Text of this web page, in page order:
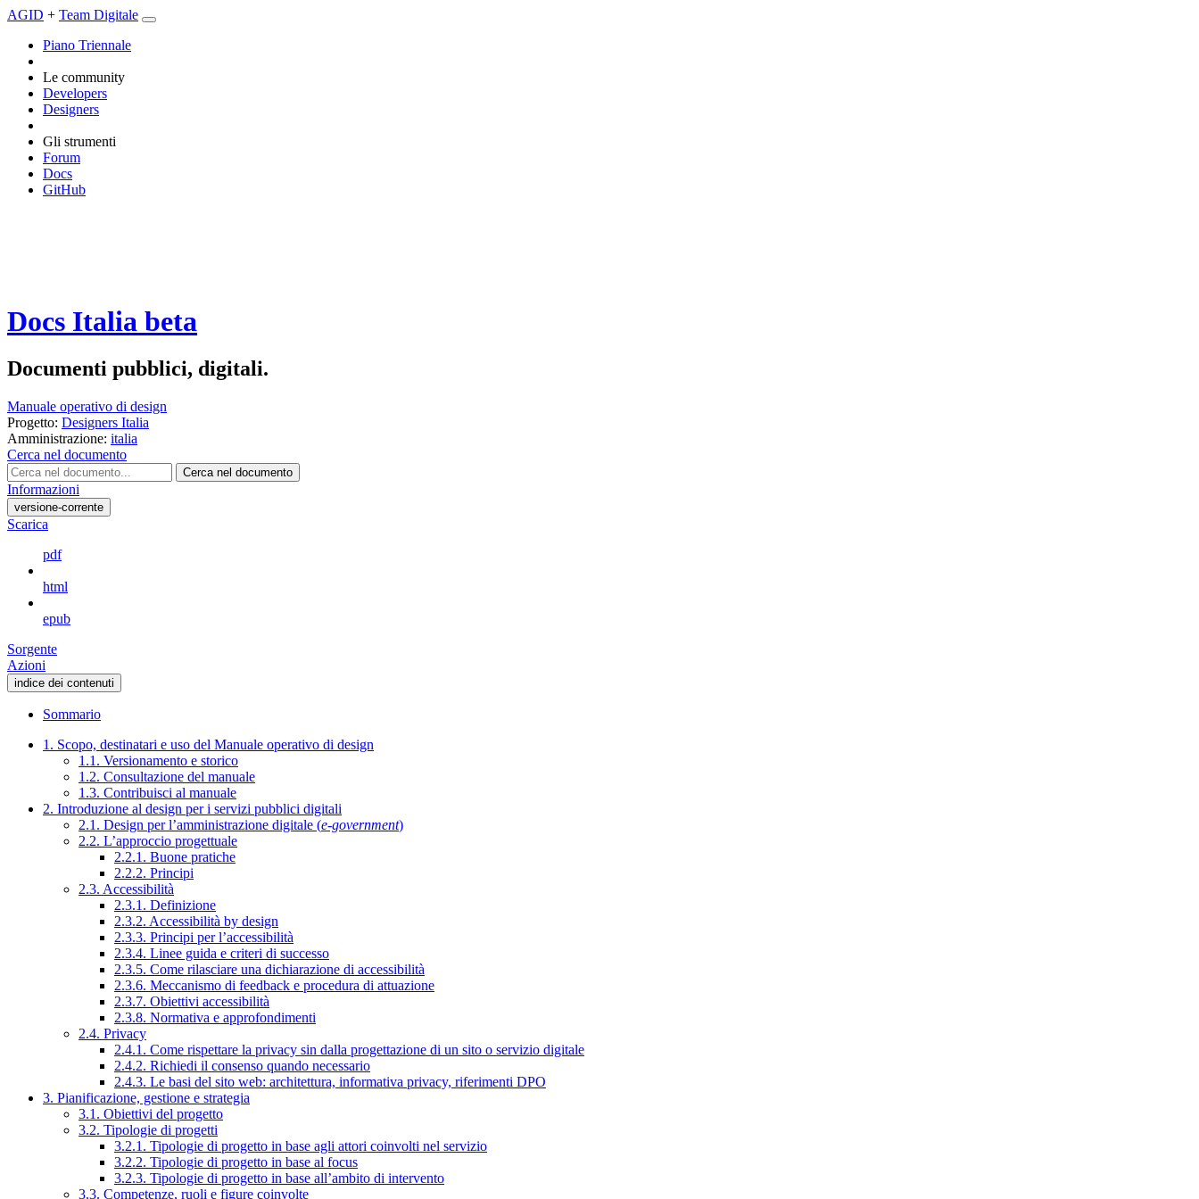
AGID + Team Digitale
Piano Triennale
Le community
Developers
Designers
Gli strumenti
Forum
Docs
GitHub
Docs Italia beta
Documenti pubblici, digitali.
Manuale operativo di design
Progetto: Designers Italia
Amministrazione: italia
Cerca nel documento
Cerca nel documento
Informazioni
versione-corrente
Scarica
pdf
html
epub
Sorgente
Azioni
indice dei contenuti
Sommario
1. Scopo, destinatari e uso del Manuale operativo di design
1.1. Versionamento e storico
1.2. Consultazione del manuale
1.3. Contribuisci al manuale
2. Introduzione al design per i servizi pubblici digitali
2.1. Design per l’amministrazione digitale (e-government)
2.2. L’approccio progettuale
2.2.1. Buone pratiche
2.2.2. Principi
2.3. Accessibilità
2.3.1. Definizione
2.3.2. Accessibilità by design
2.3.3. Principi per l’accessibilità
2.3.4. Linee guida e criteri di successo
2.3.5. Come rilasciare una dichiarazione di accessibilità
2.3.6. Meccanismo di feedback e procedura di attuazione
2.3.7. Obiettivi accessibilità
2.3.8. Normativa e approfondimenti
2.4. Privacy
2.4.1. Come rispettare la privacy sin dalla progettazione di un sito o servizio digitale
2.4.2. Richiedi il consenso quando necessario
2.4.3. Le basi del sito web: architettura, informativa privacy, riferimenti DPO
3. Pianificazione, gestione e strategia
3.1. Obiettivi del progetto
3.2. Tipologie di progetti
3.2.1. Tipologie di progetto in base agli attori coinvolti nel servizio
3.2.2. Tipologie di progetto in base al focus
3.2.3. Tipologie di progetto in base all’ambito di intervento
3.3. Competenze, ruoli e figure coinvolte